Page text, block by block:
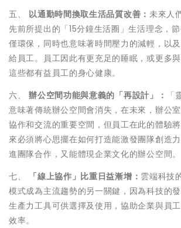
五、 以通勤時間換取生活品質改善： 未來人
先前所提出的「15分鐘生活圈」生活理念，
僅環保，同時也意味著時間壓力的減輕，以
給員工。員工因此有更充足的睡眠，或更多
這些都有益員工的身心健康。
六、辦公空間功能與意義的「再設計」：
意味著傳統辦公空間會消失，在未來，辦公
協作和交流的重要空間，但員工在此的體驗
來必須將心思擺在如何打造能激發團隊創造
進團隊合作，又能體現企業文化的辦公空間。
七、
「線上協作」比重日益漸增： 雲端科技
模式成為主流趨勢的另一關鍵，因為科技的
生產力工具可供選擇及使用，協助企業與員
效率。